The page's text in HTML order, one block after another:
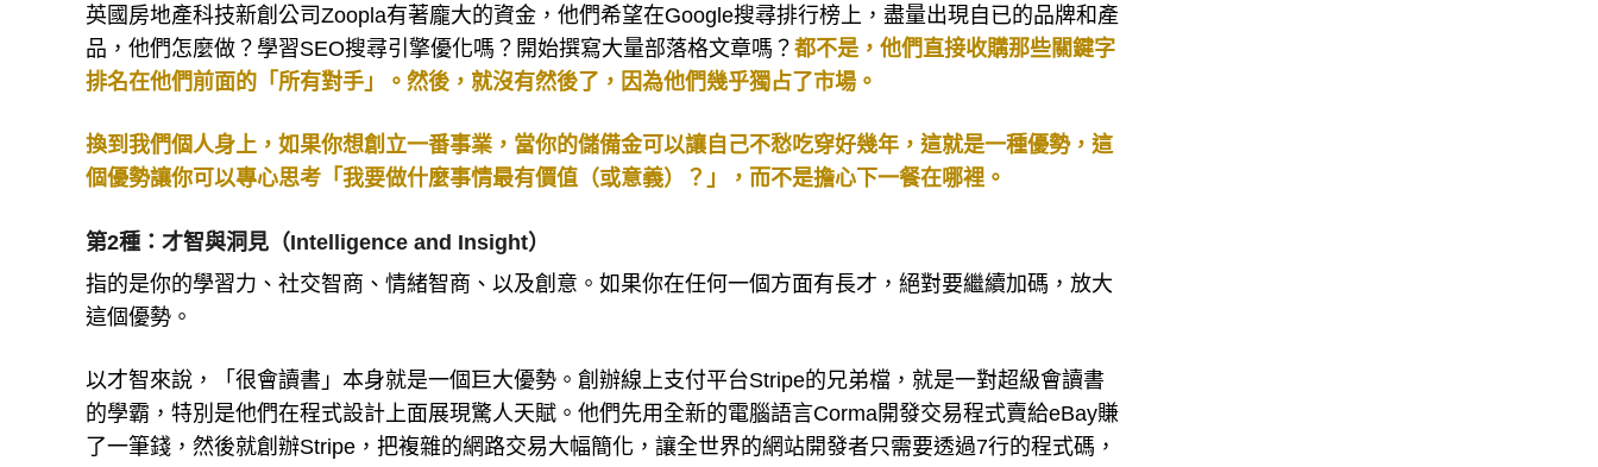
英國房地產科技新創公司Zoopla有著龐大的資金，他們希望在Google搜尋排行榜上，盡量出現自已的品牌和產
品，他們怎麼做？學習SEO搜尋引擎優化嗎？開始撰寫大量部落格文章嗎？ 都不是，他們直接收購那些關鍵字
排名在他們前面的「所有對手」。然後，就沒有然後了，因為他們幾乎獨占了市場。
換到我們個人身上，如果你想創立一番事業，當你的儲備金可以讓自己不愁吃穿好幾年，這就是一種優勢，這
個優勢讓你可以專心思考「我要做什麼事情最有價值（或意義）？」，而不是擔心下一餐在哪裡。
第2種：才智與洞見（Intelligence and Insight）
指的是你的學習力、社交智商、情緒智商、以及創意。如果你在任何一個方面有長才，絕對要繼續加碼，放大
這個優勢。
以才智來說，「很會讀書」本身就是一個巨大優勢。創辦線上支付平台Stripe的兄弟檔，就是一對超級會讀書
的學霸，特別是他們在程式設計上面展現驚人天賦。他們先用全新的電腦語言Corma開發交易程式賣給eBay賺
了一筆錢，然後就創辦Stripe，把複雜的網路交易大幅簡化，讓全世界的網站開發者只需要透過7行的程式碼，